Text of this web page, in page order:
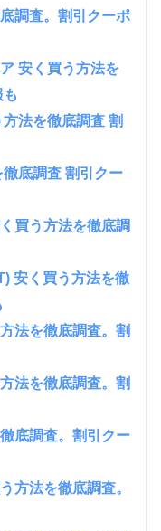
調査。割引クーポ
安く買う方法を
法を徹底調査 割
底調査 割引クー
買う方法を徹底調
安く買う方法を徹
法を徹底調査。割
法を徹底調査。割
底調査。割引クー
方法を徹底調査。